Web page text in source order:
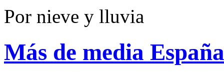
Por nieve y lluvia
Más de media